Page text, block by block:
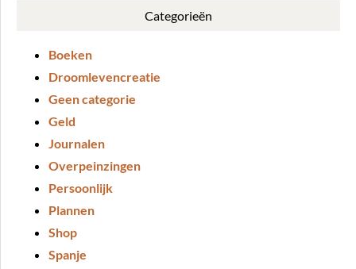
Categorieën
Boeken
Droomlevencreatie
Geen categorie
Geld
Journalen
Overpeinzingen
Persoonlijk
Plannen
Shop
Spanje